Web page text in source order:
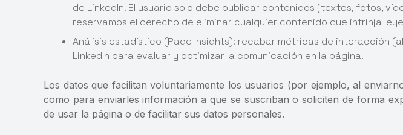
de LinkedIn. El usuario solo debe publicar contenidos (textos, fotos,
reservamos el derecho de eliminar cualquier contenido que infrinja
Análisis estadístico (Page Insights): recabar métricas de interacción
LinkedIn para evaluar y optimizar la comunicación en la página.
Los datos que facilitan voluntariamente los usuarios (por ejemplo, al
como para enviarles información a que se suscriban o soliciten de forma
de usar la página o de facilitar sus datos personales.